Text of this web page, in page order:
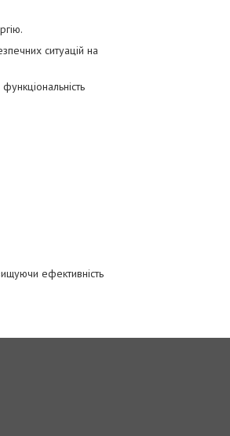
ситуацій на
ефективність